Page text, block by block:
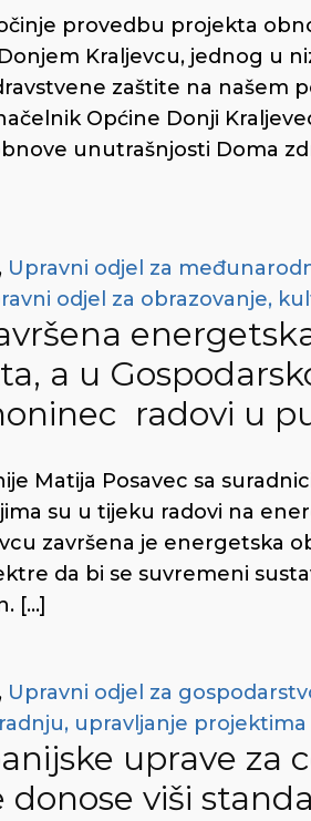
provedbu projekta
Kraljevcu, jednog u
zaštite na našem
Općine Donji
unutrašnjosti Doma
, Upravni odjel za
odjel za obrazovanje,
a u
radovi u
Matija Posavec sa
su u tijeku radovi na
završena je energetska
da bi se suvremeni
[…]
, Upravni odjel za
upravljanje projektima
uprave za
donose viši